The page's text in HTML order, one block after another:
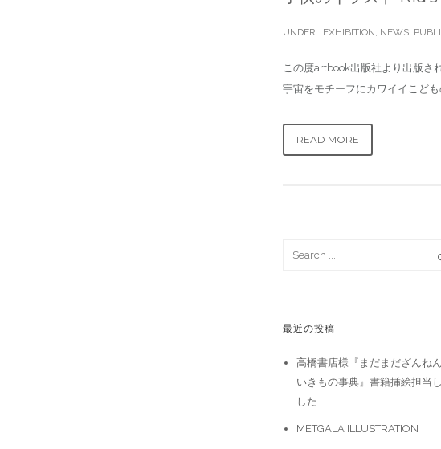
UNDER : EXHIBITION, NEWS,
この度artbook出版社より出版さ
宇宙をモチーフにカワイイこども
READ MORE
最近の投稿
高橋書店様『まだまだざんね
いきもの事典』書籍挿絵担当
した
METGALA ILLUSTRATION